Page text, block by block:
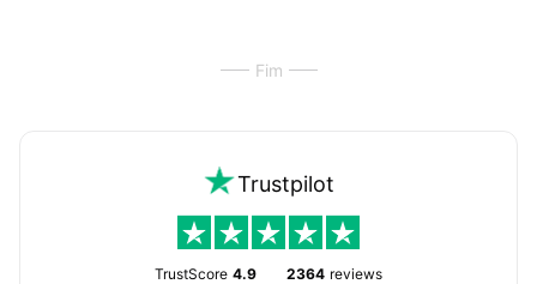
Fim
Trustpilot
TrustScore 4.9 2364 reviews